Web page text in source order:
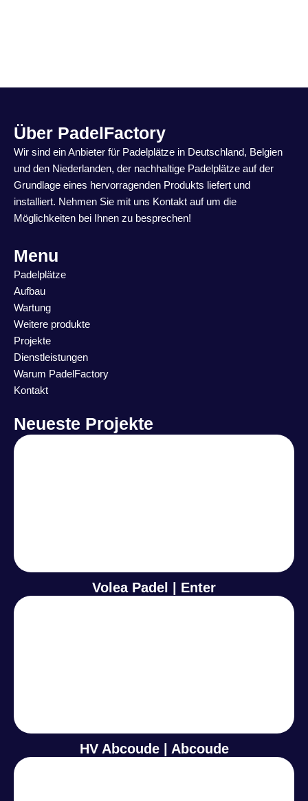
Über PadelFactory
Wir sind ein Anbieter für Padelplätze in Deutschland, Belgien
und den Niederlanden, der nachhaltige Padelplätze auf der
Grundlage eines hervorragenden Produkts liefert und
installiert. Nehmen Sie mit uns Kontakt auf um die
Möglichkeiten bei Ihnen zu besprechen!
Menu
Padelplätze
Aufbau
Wartung
Weitere produkte
Projekte
Dienstleistungen
Warum PadelFactory
Kontakt
Neueste Projekte
Volea Padel | Enter
HV Abcoude | Abcoude